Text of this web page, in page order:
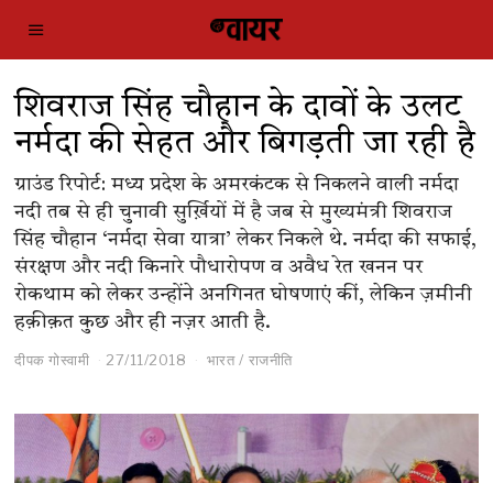
शिवराज सिंह चौहान के दावों के उलट
नर्मदा की सेहत और बिगड़ती जा रही है
ग्राउंड रिपोर्ट: मध्य प्रदेश के अमरकंटक से निकलने वाली नर्मदा
नदी तब से ही चुनावी सुर्ख़ियों में है जब से मुख्यमंत्री शिवराज
सिंह चौहान ‘नर्मदा सेवा यात्रा’ लेकर निकले थे. नर्मदा की सफाई,
संरक्षण और नदी किनारे पौधारोपण व अवैध रेत खनन पर
रोकथाम को लेकर उन्होंने अनगिनत घोषणाएं कीं, लेकिन ज़मीनी
हक़ीक़त कुछ और ही नज़र आती है.
दीपक गोस्वामी 27/11/2018 भारत / राजनीति